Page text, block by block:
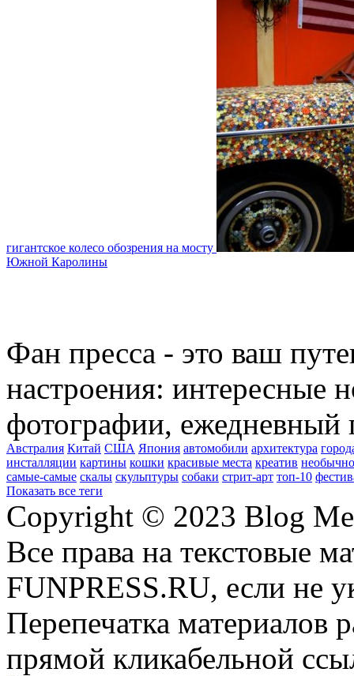
гигантское колесо обозрения на мосту
Южной Каролины
Фан пресса - это ваш
настроения: интересные
фотографии, ежедневный
Австралия Китай США Япония автомобили архитектура
инсталляции картины кошки красивые места креатив
самые-самые скалы скульптуры собаки стрит-арт топ-10
Показать все теги
Copyright © 2023 Blog
Все права на текстовые
FUNPRESS.RU, если не
Перепечатка материалов
прямой кликабельной